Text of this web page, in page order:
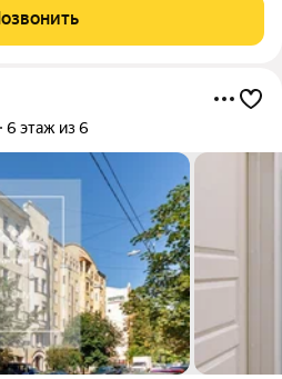
Петроградский район
из
6 этаж из 6